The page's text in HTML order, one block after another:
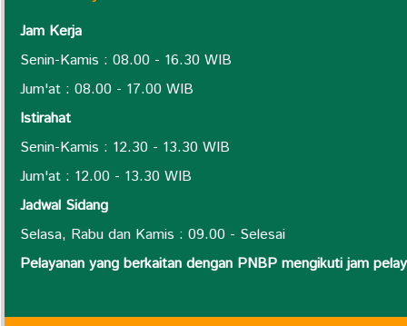
Jam Kerja
Senin-Kamis : 08.00 - 16.30 WIB
Jum'at : 08.00 - 17.00 WIB
Istirahat
Senin-Kamis : 12.30 - 13.30 WIB
Jum'at : 12.00 - 13.30 WIB
Jadwal Sidang
Selasa, Rabu dan Kamis : 09.00 - Selesai
Pelayanan yang berkaitan dengan PNBP mengikuti jam